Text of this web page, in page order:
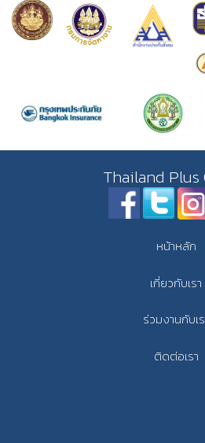
Thailand Plus
หน้าหลัก
เกี่ยวกับเรา
ร่วมงานกับเ
ติดต่อเรา